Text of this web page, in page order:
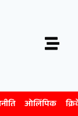
ओलिंपिक